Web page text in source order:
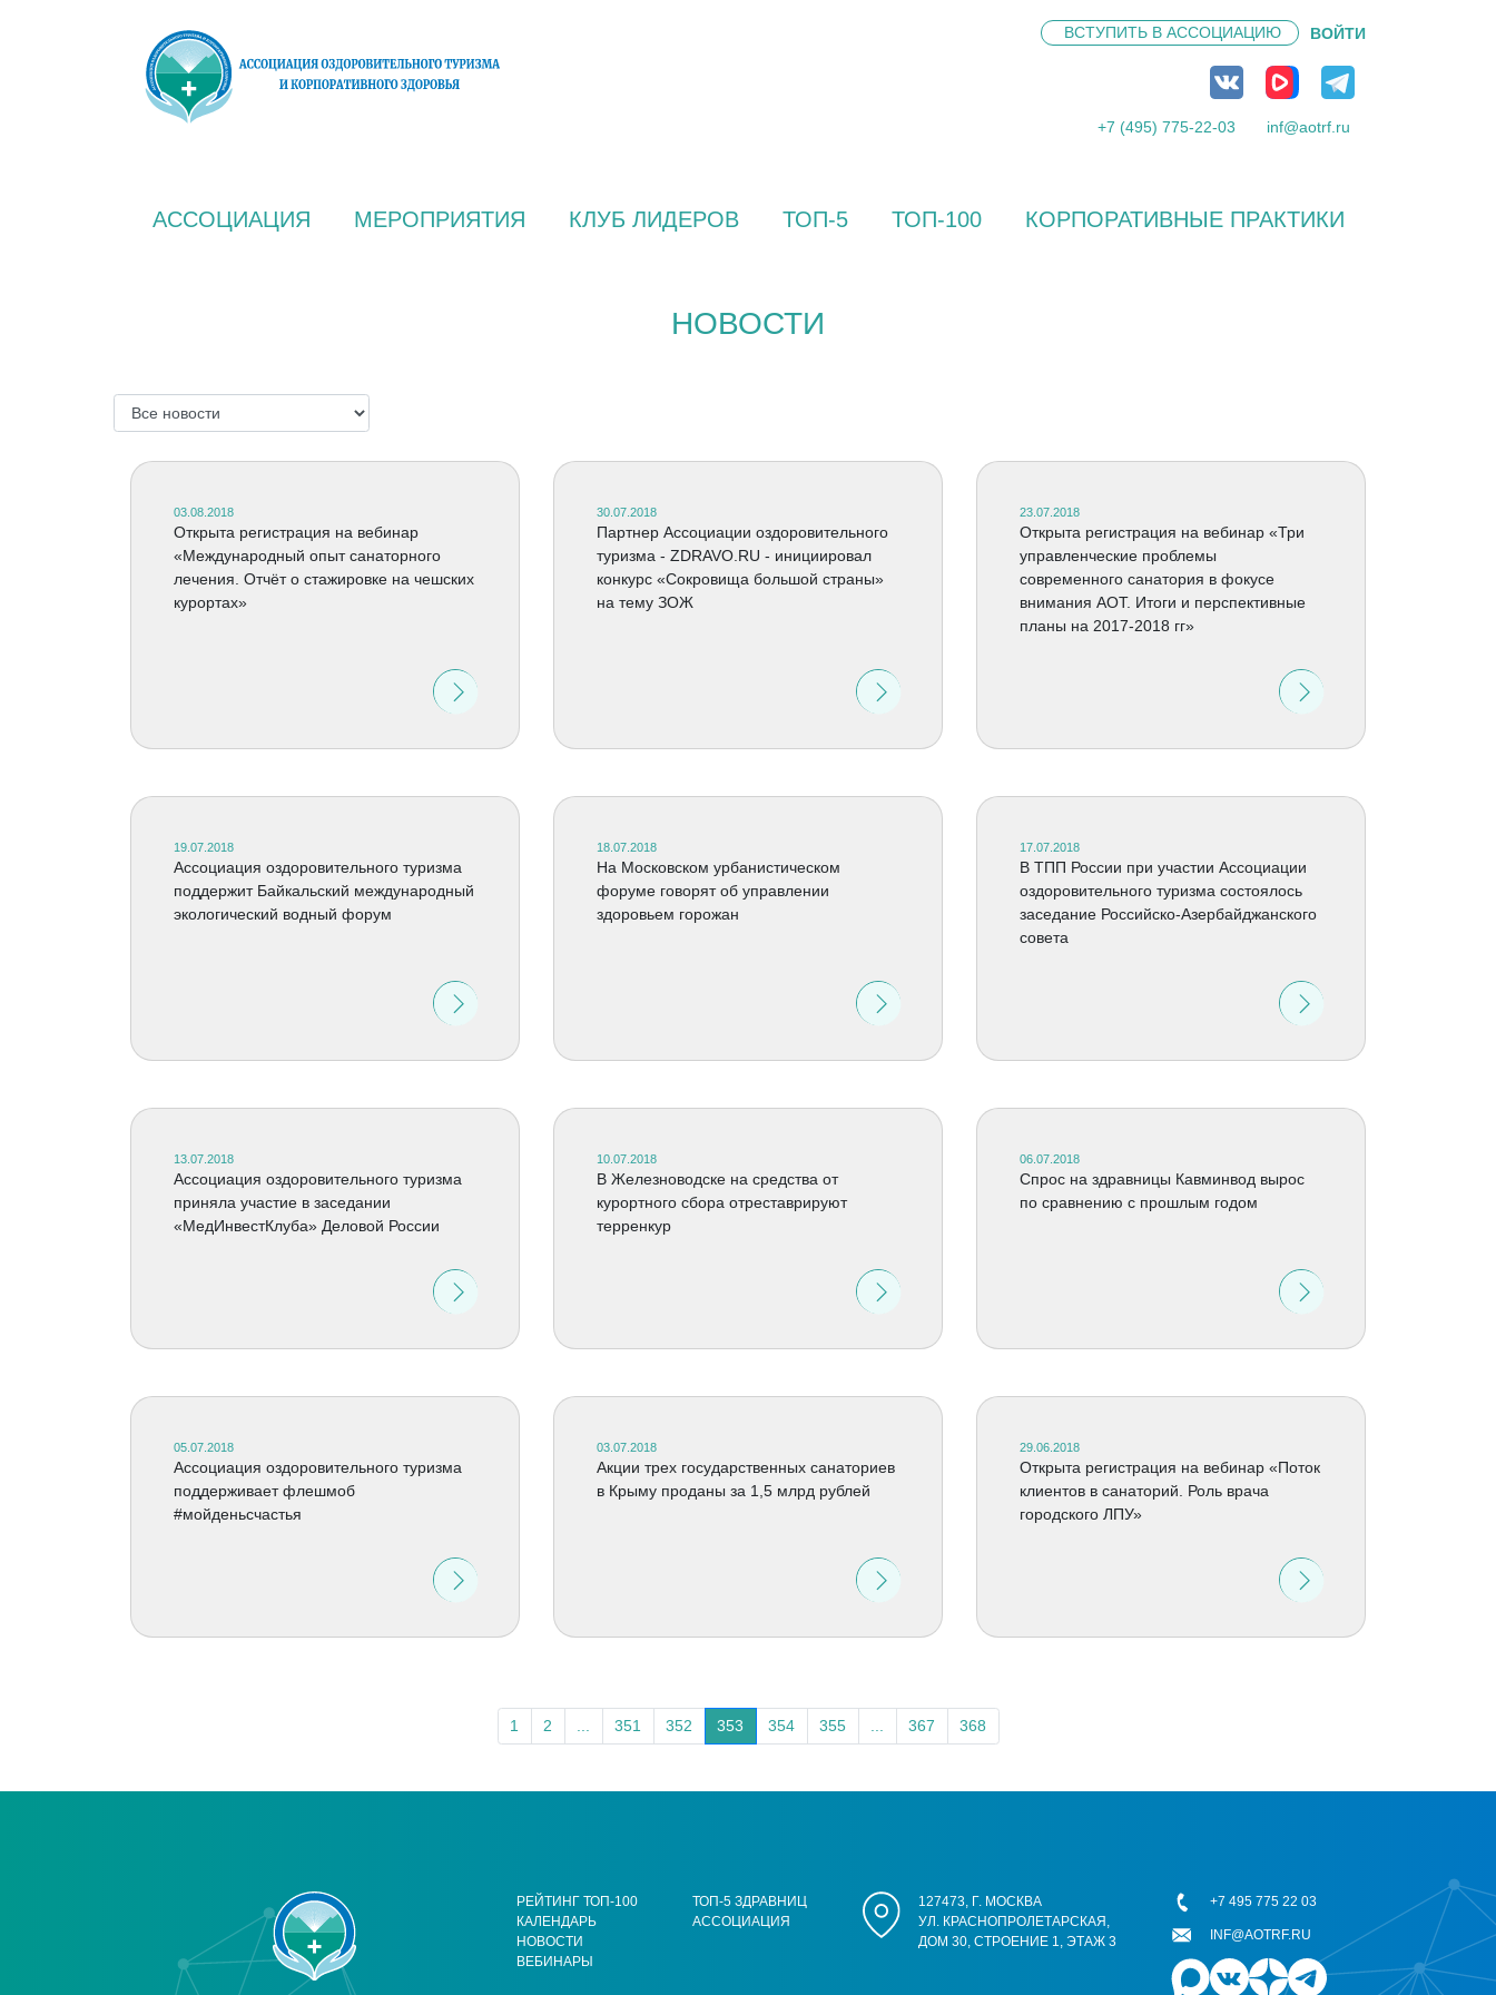
ВСТУПИТЬ В АССОЦИАЦИЮ ВОЙТИ
+7 (495) 775-22-03 inf@aotrf.ru
АССОЦИАЦИЯ МЕРОПРИЯТИЯ КЛУБ ЛИДЕРОВ ТОП-5 ТОП-100 КОРПОРАТИВНЫЕ ПРАКТИКИ
НОВОСТИ
03.08.2018
Открыта регистрация на вебинар
«Международный опыт санаторного
лечения. Отчёт о стажировке на чешских
курортах»
30.07.2018
Партнер Ассоциации оздоровительного
туризма - ZDRAVO.RU - инициировал
конкурс «Сокровища большой страны»
на тему ЗОЖ
23.07.2018
Открыта регистрация на вебинар «Три
управленческие проблемы
современного санатория в фокусе
внимания АОТ. Итоги и перспективные
планы на 2017-2018 гг»
19.07.2018
Ассоциация оздоровительного туризма
поддержит Байкальский международный
экологический водный форум
18.07.2018
На Московском урбанистическом
форуме говорят об управлении
здоровьем горожан
17.07.2018
В ТПП России при участии Ассоциации
оздоровительного туризма состоялось
заседание Российско-Азербайджанского
совета
13.07.2018
Ассоциация оздоровительного туризма
приняла участие в заседании
«МедИнвестКлуба» Деловой России
10.07.2018
В Железноводске на средства от
курортного сбора отреставрируют
терренкур
06.07.2018
Спрос на здравницы Кавминвод вырос
по сравнению с прошлым годом
05.07.2018
Ассоциация оздоровительного туризма
поддерживает флешмоб
#мойденьсчастья
03.07.2018
Акции трех государственных санаториев
в Крыму проданы за 1,5 млрд рублей
29.06.2018
Открыта регистрация на вебинар «Поток
клиентов в санаторий. Роль врача
городского ЛПУ»
1 2 351 352 353 354 355 367 368
РЕЙТИНГ ТОП-100
КАЛЕНДАРЬ
НОВОСТИ
ВЕБИНАРЫ
ТОП-5 ЗДРАВНИЦ
АССОЦИАЦИЯ
127473, Г. МОСКВА
УЛ. КРАСНОПРОЛЕТАРСКАЯ,
ДОМ 30, СТРОЕНИЕ 1, ЭТАЖ 3
+7 495 775 22 03
INF@AOTRF.RU